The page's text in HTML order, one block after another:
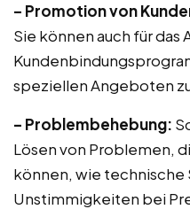
– Promotion von
Sie können auch für das
speziellen Angeboten
– Problembehebung:
Lösen von Problemen,
können, wie technische
Unstimmigkeiten bei